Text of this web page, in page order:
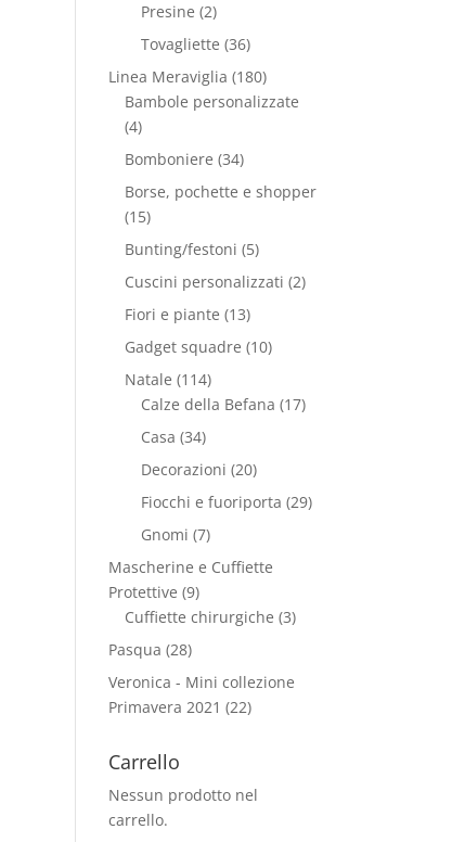
Presine (2)
Tovagliette (36)
Linea Meraviglia (180)
Bambole personalizzate
(4)
Bomboniere (34)
Borse, pochette e shopper
(15)
Bunting/festoni (5)
Cuscini personalizzati (2)
Fiori e piante (13)
Gadget squadre (10)
Natale (114)
Calze della Befana (17)
Casa (34)
Decorazioni (20)
Fiocchi e fuoriporta (29)
Gnomi (7)
Mascherine e Cuffiette
Protettive (9)
Cuffiette chirurgiche (3)
Pasqua (28)
Veronica - Mini collezione
Primavera 2021 (22)
Carrello
Nessun prodotto nel
carrello.